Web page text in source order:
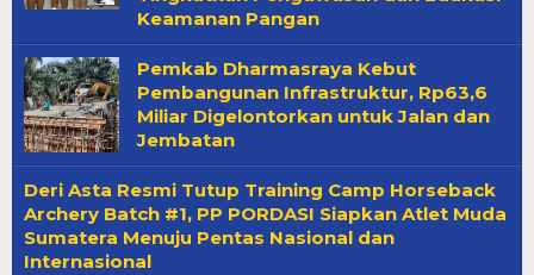
Keamanan Pangan
Pemkab Dharmasraya Kebut
Pembangunan Infrastruktur, Rp63,6
Miliar Digelontorkan untuk Jalan dan
Jembatan
Deri Asta Resmi Tutup Training Camp Horseback
Archery Batch #1, PP PORDASI Siapkan Atlet Muda
Sumatera Menuju Pentas Nasional dan
Internasional